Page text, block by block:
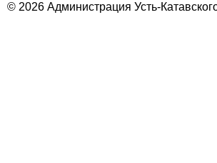
© 2026 Администрация Усть-